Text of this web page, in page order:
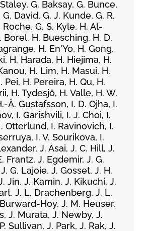
G. Baksay, G. Bunce,
David, G. J. Kunde, G. R.
Roche, G. S. Kyle, H. Al-
Borel, H. Buesching, H. D.
H. En'Yo, H. Gong,
H. Harada, H. Hiejima, H.
H. Lim, H. Masui, H.
Pei, H. Pereira, H. Qu, H.
H. Tydesjö, H. Valle, H. W.
Å. Gustafsson, I. D. Ojha, I.
I. Garishvili, I. J. Choi, I.
Otterlund, I. Ravinovich, I.
I. V. Sourikova, I.
J. Asai, J. C. Hill, J.
Frantz, J. Egdemir, J. G.
G. Lajoie, J. Gosset, J. H.
Jin, J. Kamin, J. Kikuchi, J.
J. L. Drachenberg, J. L.
Hoy, J. M. Heuser,
J. Murata, J. Newby, J.
Sullivan, J. Park, J. Rak, J.